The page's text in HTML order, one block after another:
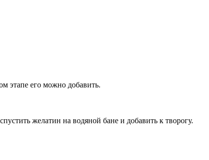
этапе его можно добавить.
желатин на водяной бане и добавить к творогу.